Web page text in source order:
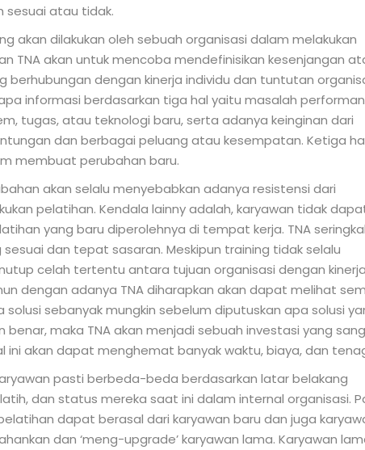
sesuai atau tidak.
akan dilakukan oleh sebuah organisasi dalam melakukan
TNA akan untuk mencoba mendefinisikan kesenjangan
berhubungan dengan kinerja individu dan tuntutan
informasi berdasarkan tiga hal yaitu masalah
tugas, atau teknologi baru, serta adanya keinginan dari
dan berbagai peluang atau kesempatan. Ketiga
membuat perubahan baru.
akan selalu menyebabkan adanya resistensi dari
pelatihan. Kendala lainny adalah, karyawan tidak
yang baru diperolehnya di tempat kerja. TNA
dan tepat sasaran. Meskipun training tidak selalu
celah tertentu antara tujuan organisasi dengan kinerja
dengan adanya TNA diharapkan akan dapat melihat
sebanyak mungkin sebelum diputuskan apa solusi
benar, maka TNA akan menjadi sebuah investasi yang
ini akan dapat menghemat banyak waktu, biaya, dan
pasti berbeda-beda berdasarkan latar belakang
dan status mereka saat ini dalam internal organisasi.
dapat berasal dari karyawan baru dan juga
dan ‘meng-upgrade’ karyawan lama. Karyawan